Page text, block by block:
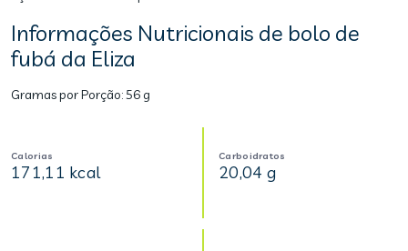
Informações Nutricionais de bolo de
fubá da Eliza
Gramas por Porção:56 g
Calorias
171,11 kcal
Carboidratos
20,04 g